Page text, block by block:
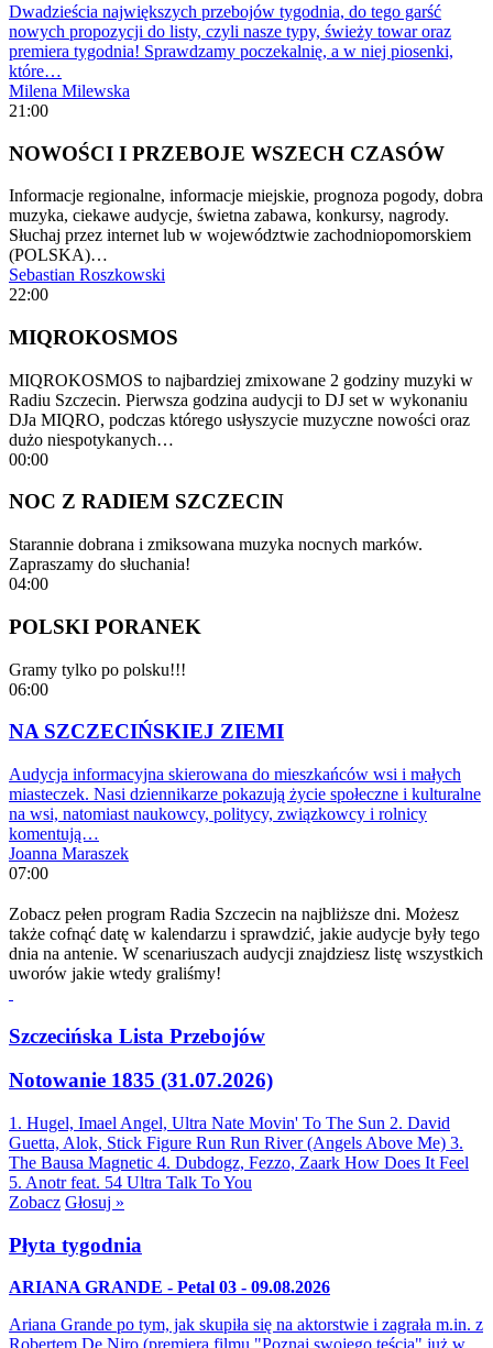
Dwadzieścia największych przebojów tygodnia, do tego garść
nowych propozycji do listy, czyli nasze typy, świeży towar oraz
premiera tygodnia! Sprawdzamy poczekalnię, a w niej piosenki,
które…
Milena Milewska
21:00
NOWOŚCI I PRZEBOJE WSZECH CZASÓW
Informacje regionalne, informacje miejskie, prognoza pogody, dobra
muzyka, ciekawe audycje, świetna zabawa, konkursy, nagrody.
Słuchaj przez internet lub w województwie zachodniopomorskiem
(POLSKA)…
Sebastian Roszkowski
22:00
MIQROKOSMOS
MIQROKOSMOS to najbardziej zmixowane 2 godziny muzyki w
Radiu Szczecin. Pierwsza godzina audycji to DJ set w wykonaniu
DJa MIQRO, podczas którego usłyszycie muzyczne nowości oraz
dużo niespotykanych…
00:00
NOC Z RADIEM SZCZECIN
Starannie dobrana i zmiksowana muzyka nocnych marków.
Zapraszamy do słuchania!
04:00
POLSKI PORANEK
Gramy tylko po polsku!!!
06:00
NA SZCZECIŃSKIEJ ZIEMI
Audycja informacyjna skierowana do mieszkańców wsi i małych
miasteczek. Nasi dziennikarze pokazują życie społeczne i kulturalne
na wsi, natomiast naukowcy, politycy, związkowcy i rolnicy
komentują…
Joanna Maraszek
07:00
Zobacz pełen program Radia Szczecin na najbliższe dni. Możesz
także cofnąć datę w kalendarzu i sprawdzić, jakie audycje były tego
dnia na antenie. W scenariuszach audycji znajdziesz listę wszystkich
uworów jakie wtedy graliśmy!
Szczecińska Lista Przebojów
Notowanie 1835 (31.07.2026)
1. Hugel, Imael Angel, Ultra Nate Movin' To The Sun 2. David
Guetta, Alok, Stick Figure Run Run River (Angels Above Me) 3.
The Bausa Magnetic 4. Dubdogz, Fezzo, Zaark How Does It Feel
5. Anotr feat. 54 Ultra Talk To You
Zobacz Głosuj »
Płyta tygodnia
ARIANA GRANDE - Petal 03 - 09.08.2026
Ariana Grande po tym, jak skupiła się na aktorstwie i zagrała m.in. z